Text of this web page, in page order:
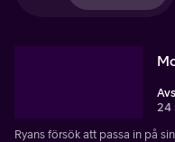
24
Ryans försök att passa in på